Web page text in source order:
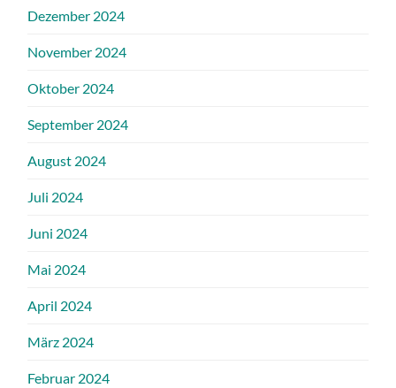
Dezember 2024
November 2024
Oktober 2024
September 2024
August 2024
Juli 2024
Juni 2024
Mai 2024
April 2024
März 2024
Februar 2024